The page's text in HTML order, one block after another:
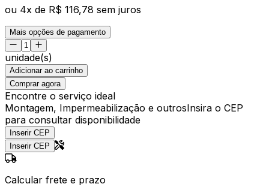
ou 4x de R$ 116,78 sem juros
Mais opções de pagamento
unidade(s)
Adicionar ao carrinho
Comprar agora
Encontre o serviço ideal
Montagem, Impermeabilização e outrosInsira o CEP
para consultar disponibilidade
Inserir CEP
Inserir CEP
Calcular frete e prazo